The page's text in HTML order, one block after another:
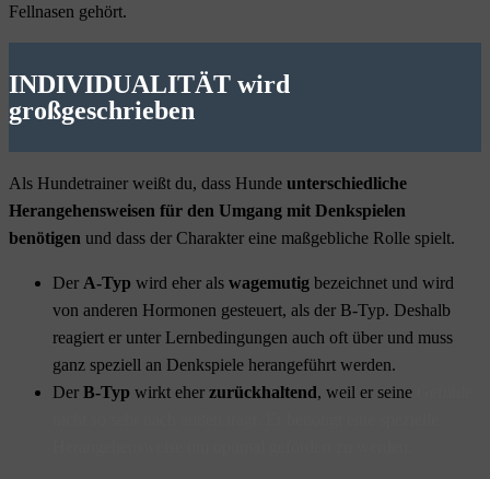
Fellnasen gehört.
INDIVIDUALITÄT wird
großgeschrieben
Als Hundetrainer weißt du, dass Hunde unterschiedliche
Herangehensweisen für den Umgang mit Denkspielen
benötigen und dass der Charakter eine maßgebliche Rolle spielt.
Der A-Typ wird eher als wagemutig bezeichnet und wird
von anderen Hormonen gesteuert, als der B-Typ. Deshalb
reagiert er unter Lernbedingungen auch oft über und muss
ganz speziell an Denkspiele herangeführt werden.
Der B-Typ wirkt eher zurückhaltend, weil er seine